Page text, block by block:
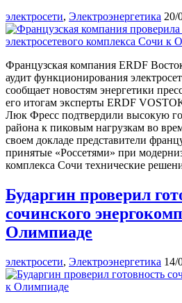
электросети, Электроэнергетика 20/
Французская компания ERDF
аудит функционирования
сообщает новостям энергетики
его итогам эксперты ERDF
Люк Фресс подтвердили высокую
района к пиковым нагрузкам во
своем докладе представители
принятые «Россетями» при
комплекса Сочи технические
Бударгин проверил
сочинского
Олимпиаде
электросети, Электроэнергетика 14/